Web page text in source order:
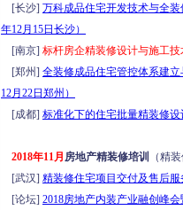
[长沙] 万科成品住宅开发技术与全
年12月15日长沙）
[南京] 标杆房企精装修设计与施工
[郑州] 全装修成品住宅管控体系建
12月22日郑州）
[成都] 标准化下的住宅批量精装修
2018年11月 房地产精装修培训
（精
[武汉] 精装修住宅项目交付及售后
[论坛] 2018房地产内装产业融创峰